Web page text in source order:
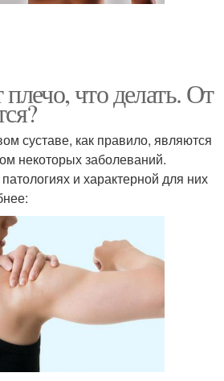
что делать. От
суставе, как правило, являются
некоторых заболеваний.
и характерной для них